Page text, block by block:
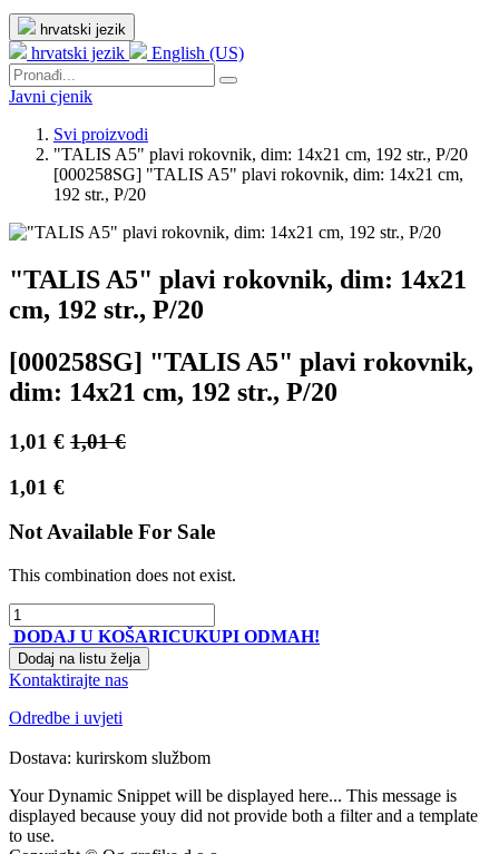
hrvatski jezik
hrvatski jezik English (US)
Javni cjenik
Svi proizvodi
"TALIS A5" plavi rokovnik, dim: 14x21 cm, 192 str., P/20
[000258SG] "TALIS A5" plavi rokovnik, dim: 14x21 cm,
192 str., P/20
"TALIS A5" plavi rokovnik, dim: 14x21
cm, 192 str., P/20
[000258SG] "TALIS A5" plavi rokovnik,
dim: 14x21 cm, 192 str., P/20
1,01 € 1,01€
1,01 €
Not Available For Sale
This combination does not exist.
DODAJ U KOŠARICUKUPI ODMAH!
Dodaj na listu želja
Kontaktirajte nas
Odredbe i uvjeti
Dostava: kurirskom službom
Your Dynamic Snippet will be displayed here... This message is
displayed because youy did not provide both a filter and a template
to use.